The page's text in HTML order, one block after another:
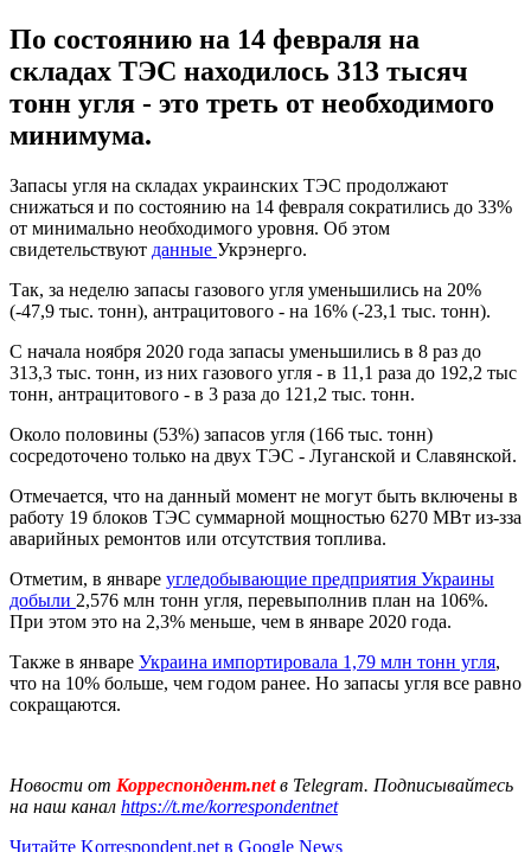
По состоянию на 14 февраля на
складах ТЭС находилось 313 тысяч
тонн угля - это треть от необходимого
минимума.
Запасы угля на складах украинских ТЭС продолжают
снижаться и по состоянию на 14 февраля сократились до 33%
от минимально необходимого уровня. Об этом
свидетельствуют данные Укрэнерго.
Так, за неделю запасы газового угля уменьшились на 20%
(-47,9 тыс. тонн), антрацитового - на 16% (-23,1 тыс. тонн).
С начала ноября 2020 года запасы уменьшились в 8 раз до
313,3 тыс. тонн, из них газового угля - в 11,1 раза до 192,2 тыс
тонн, антрацитового - в 3 раза до 121,2 тыс. тонн.
Около половины (53%) запасов угля (166 тыс. тонн)
сосредоточено только на двух ТЭС - Луганской и Славянской.
Отмечается, что на данный момент не могут быть включены в
работу 19 блоков ТЭС суммарной мощностью 6270 МВт из-зза
аварийных ремонтов или отсутствия топлива.
Отметим, в январе угледобывающие предприятия Украины
добыли 2,576 млн тонн угля, перевыполнив план на 106%.
При этом это на 2,3% меньше, чем в январе 2020 года.
Также в январе Украина импортировала 1,79 млн тонн угля,
что на 10% больше, чем годом ранее. Но запасы угля все равно
сокращаются.
Новости от Корреспондент.netв Telegram. Подписывайтесь
на наш канал https://t.me/korrespondentnet
Читайте Korrespondent.net в Google News